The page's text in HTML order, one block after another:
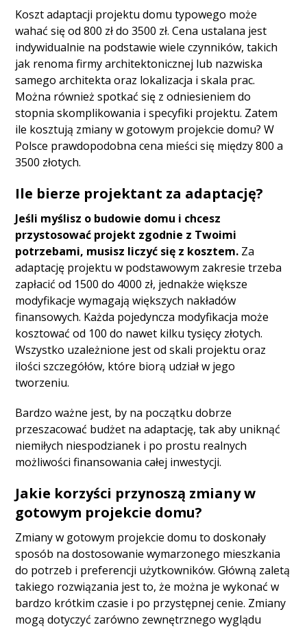
Koszt adaptacji projektu domu typowego może
wahać się od 800 zł do 3500 zł. Cena ustalana jest
indywidualnie na podstawie wiele czynników, takich
jak renoma firmy architektonicznej lub nazwiska
samego architekta oraz lokalizacja i skala prac.
Można również spotkać się z odniesieniem do
stopnia skomplikowania i specyfiki projektu. Zatem
ile kosztują zmiany w gotowym projekcie domu? W
Polsce prawdopodobna cena mieści się między 800 a
3500 złotych.
Ile bierze projektant za adaptację?
Jeśli myślisz o budowie domu i chcesz
przystosować projekt zgodnie z Twoimi
potrzebami, musisz liczyć się z kosztem. Za
adaptację projektu w podstawowym zakresie trzeba
zapłacić od 1500 do 4000 zł, jednakże większe
modyfikacje wymagają większych nakładów
finansowych. Każda pojedyncza modyfikacja może
kosztować od 100 do nawet kilku tysięcy złotych.
Wszystko uzależnione jest od skali projektu oraz
ilości szczegółów, które biorą udział w jego
tworzeniu.
Bardzo ważne jest, by na początku dobrze
przeszacować budżet na adaptację, tak aby uniknąć
niemiłych niespodzianek i po prostu realnych
możliwości finansowania całej inwestycji.
Jakie korzyści przynoszą zmiany w
gotowym projekcie domu?
Zmiany w gotowym projekcie domu to doskonały
sposób na dostosowanie wymarzonego mieszkania
do potrzeb i preferencji użytkowników. Główną zaletą
takiego rozwiązania jest to, że można je wykonać w
bardzo krótkim czasie i po przystępnej cenie. Zmiany
mogą dotyczyć zarówno zewnętrznego wyglądu